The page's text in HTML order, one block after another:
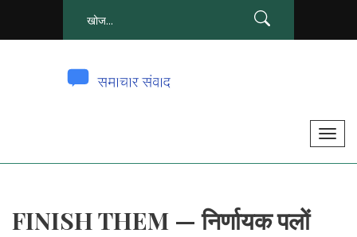
टॉ
FINISH THEM — निर्णायक पलों